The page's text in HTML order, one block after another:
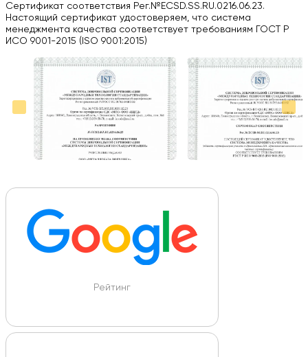
03.09.2024
Вся работа выполнена в срок. Всем рекомендую
Больше отзывов на Google Maps
Сертификат соответствия Рег.№ECSD.SS.RU.0216.06.23.
Настоящий сертификат удостоверяем, что система
менеджмента качества соответствует требованиям ГОСТ Р
ИСО 9001-2015 (ISO 9001:2015)
Рейтинг